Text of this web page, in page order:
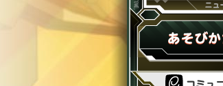
ニュース
HOW to PLAY